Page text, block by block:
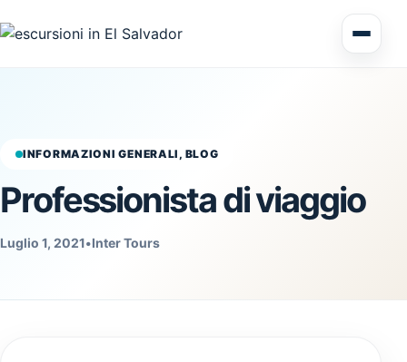
Escursioni a terra
INFORMAZIONI GENERALI, BLOG
Professionista di viaggio
Luglio 1, 2021•Inter Tours